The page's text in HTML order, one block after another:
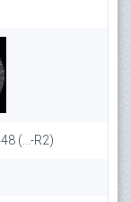
(...-R2)